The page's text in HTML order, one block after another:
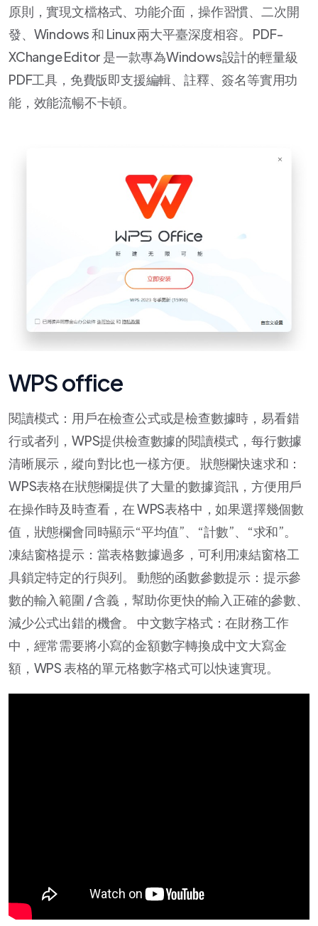
原則，實現文檔格式、功能介面，操作習慣、二次開
發、Windows 和 Linux 兩大平臺深度相容。 PDF-
XChange Editor 是一款專為Windows設計的輕量級
PDF工具，免費版即支援編輯、註釋、簽名等實用功
能，效能流暢不卡頓。
WPS office
閱讀模式：用戶在檢查公式或是檢查數據時，易看錯
行或者列，WPS提供檢查數據的閱讀模式，每行數據
清晰展示，縱向對比也一樣方便。 狀態欄快速求和：
WPS表格在狀態欄提供了大量的數據資訊，方便用戶
在操作時及時查看，在 WPS表格中，如果選擇幾個數
值，狀態欄會同時顯示“平均值”、“計數”、“求和”。
凍結窗格提示：當表格數據過多，可利用凍結窗格工
具鎖定特定的行與列。 動態的函數參數提示：提示參
數的輸入範圍 / 含義，幫助你更快的輸入正確的參數、
減少公式出錯的機會。 中文數字格式：在財務工作
中，經常需要將小寫的金額數字轉換成中文大寫金
額，WPS 表格的單元格數字格式可以快速實現。